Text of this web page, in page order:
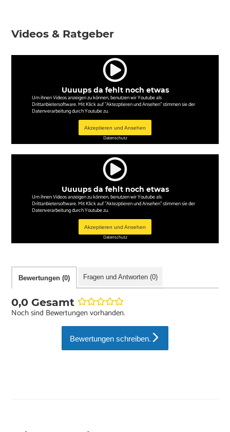
Videos & Ratgeber
Uuuups da fehlt noch etwas
Um ihnen Videos anzeigen zu können, benutzen wir Youtube als
Drittanbietersoftware. Mit Klick auf "Aktezptieren und Ansehen" stimmen sie der
Datenverarbeitung durch Youtube zu.
Akzeptieren und Ansehen
Datenschutz
Uuuups da fehlt noch etwas
Um ihnen Videos anzeigen zu können, benutzen wir Youtube als
Drittanbietersoftware. Mit Klick auf "Aktezptieren und Ansehen" stimmen sie der
Datenverarbeitung durch Youtube zu.
Akzeptieren und Ansehen
Datenschutz
Bewertungen (0) Fragen und Antworten (0)
0,0 Gesamt
Noch sind Bewertungen vorhanden.
Bewertungen schreiben.